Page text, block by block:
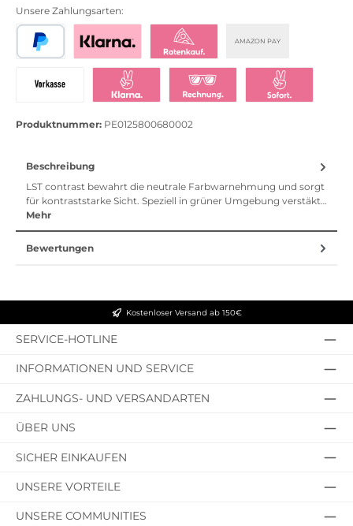
Unsere Zahlungsarten:
AMAZON PAY
Produktnummer: PE0125800680002
Beschreibung
LST contrast bewahrt die neutrale Farbwarnehmung und sorgt
für kontraststarke Sicht. Speziell in grüner Umgebung verstäkt…
Mehr
Bewertungen
Kostenloser Versand ab 150€
SERVICE-HOTLINE
INFORMATIONEN UND SERVICE
ZAHLUNGS- UND VERSANDARTEN
ÜBER UNS
SICHER EINKAUFEN
UNSERE VORTEILE
UNSERE COMMUNITIES